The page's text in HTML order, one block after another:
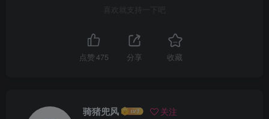
喜欢就支持一下吧
点赞475 分享 收藏
骑猪兜风 关注